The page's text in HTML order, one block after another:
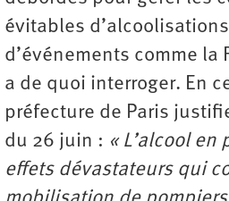
évitables
d’événements comme la
a de quoi interroger. En
préfecture de Paris
du 26 juin : « L’alcool
effets dévastateurs qui